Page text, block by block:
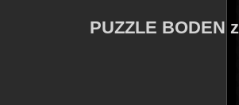
PUZZLE BODEN